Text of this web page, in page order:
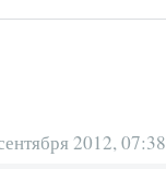
2012, 07:38